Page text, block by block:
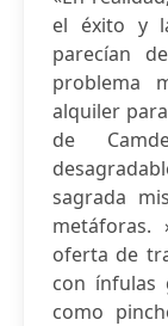
el éxito y
parecían
problema
alquiler
de
sagrada
metáforas.
oferta de
con ínfulas
como